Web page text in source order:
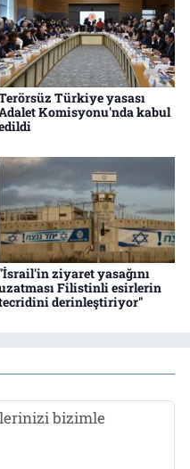
Türkiye yasası
Komisyonu'nda kabul
"İsrail'in ziyaret yasağını
Filistinli esirlerin
derinleştiriyor"